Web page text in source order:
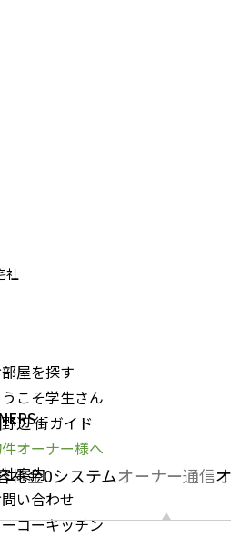
屋を探す
こそ学生さん
辺 街ガイド
オーナー様へ
案内
い合わせ
コーキッチン
礼金0システムオーナー通信